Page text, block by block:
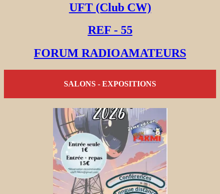
UFT (Club CW)
REF - 55
FORUM RADIOAMATEURS
SALONS - EXPOSITIONS